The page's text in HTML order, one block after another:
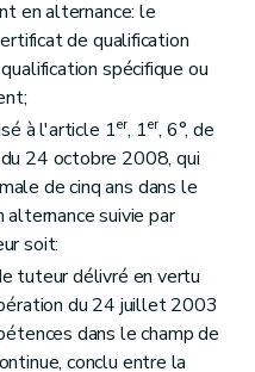
en alternance: le
de qualification
spécifique ou
à l'article 1er, 1er, 6°, de
24 octobre 2008, qui
de cinq ans dans le
suivie par
soit:
tuteur délivré en vertu
du 24 juillet 2003
dans le champ de
conclu entre la